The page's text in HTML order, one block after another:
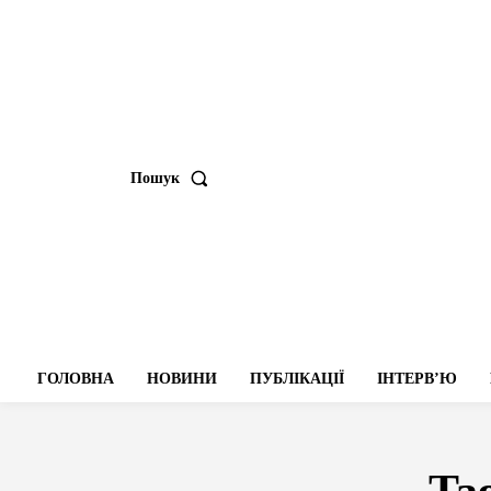
Пошук
ГОЛОВНА НОВИНИ ПУБЛІКАЦІЇ ІНТЕРВʼЮ